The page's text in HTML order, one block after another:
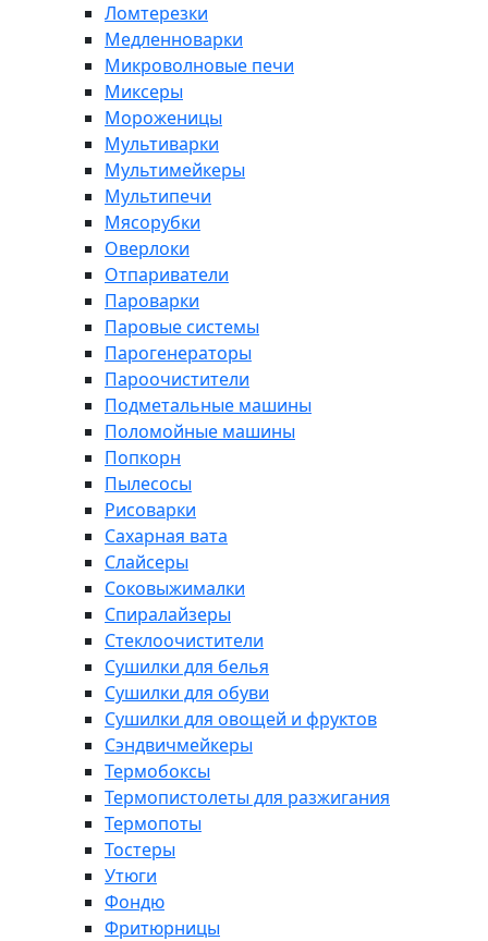
Ломтерезки
Медленноварки
Микроволновые печи
Миксеры
Мороженицы
Мультиварки
Мультимейкеры
Мультипечи
Мясорубки
Оверлоки
Отпариватели
Пароварки
Паровые системы
Парогенераторы
Пароочистители
Подметальные машины
Поломойные машины
Попкорн
Пылесосы
Рисоварки
Сахарная вата
Слайсеры
Соковыжималки
Спиралайзеры
Стеклоочистители
Сушилки для белья
Сушилки для обуви
Сушилки для овощей и фруктов
Сэндвичмейкеры
Термобоксы
Термопистолеты для разжигания
Термопоты
Тостеры
Утюги
Фондю
Фритюрницы